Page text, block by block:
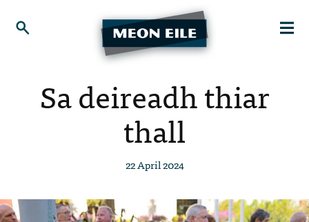
Sa deireadh thiar
thall
22 April 2024